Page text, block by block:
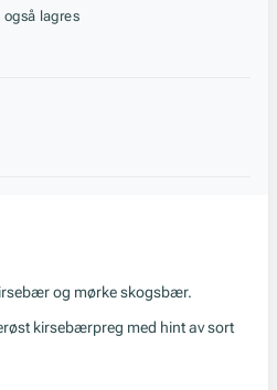
også lagres
og mørke skogsbær.
kirsebærpreg med hint av sort